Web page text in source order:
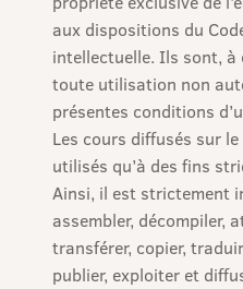
aux dispositions du
intellectuelle. Ils sont,
toute utilisation non
présentes conditions
Les cours diffusés sur
utilisés qu’à des fins
Ainsi, il est strictement
assembler, décompiler,
transférer, copier,
publier, exploiter et